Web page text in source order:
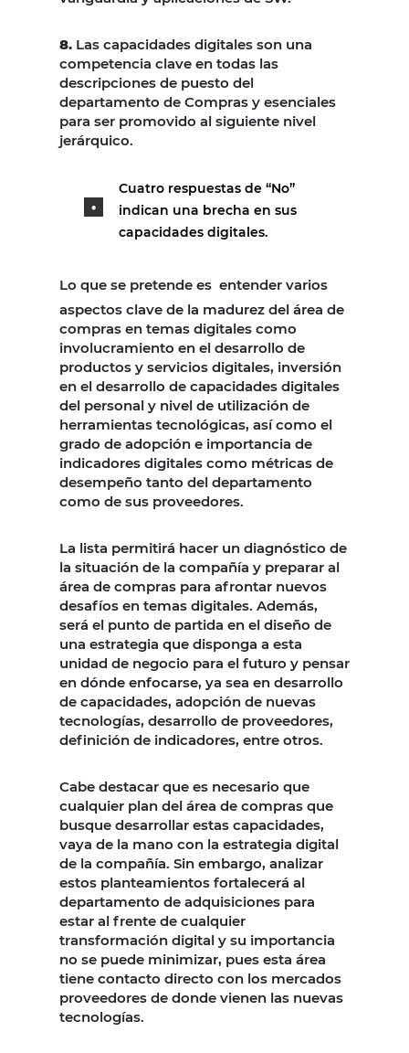
8. Las capacidades digitales son una
competencia clave en todas las
descripciones de puesto del
departamento de Compras y esenciales
para ser promovido al siguiente nivel
jerárquico.
Cuatro respuestas de “No”
indican una brecha en sus
capacidades digitales.
Lo que se pretende es entender varios
aspectos clave de la madurez del área de
compras en temas digitales como
involucramiento en el desarrollo de
productos y servicios digitales, inversión
en el desarrollo de capacidades digitales
del personal y nivel de utilización de
herramientas tecnológicas, así como el
grado de adopción e importancia de
indicadores digitales como métricas de
desempeño tanto del departamento
como de sus proveedores.
La lista permitirá hacer un diagnóstico de
la situación de la compañía y preparar al
área de compras para afrontar nuevos
desafíos en temas digitales. Además,
será el punto de partida en el diseño de
una estrategia que disponga a esta
unidad de negocio para el futuro y pensar
en dónde enfocarse, ya sea en desarrollo
de capacidades, adopción de nuevas
tecnologías, desarrollo de proveedores,
definición de indicadores, entre otros.
Cabe destacar que es necesario que
cualquier plan del área de compras que
busque desarrollar estas capacidades,
vaya de la mano con la estrategia digital
de la compañía. Sin embargo, analizar
estos planteamientos fortalecerá al
departamento de adquisiciones para
estar al frente de cualquier
transformación digital y su importancia
no se puede minimizar, pues esta área
tiene contacto directo con los mercados
proveedores de donde vienen las nuevas
tecnologías.